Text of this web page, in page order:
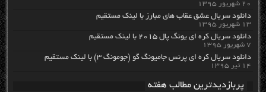
۲۰ شهریور ۱۳۹۵
دانلود سریال عشق عقاب های مبارز با لینک مستقیم
۱۳ شهریور ۱۳۹۵
دانلود سریال کره ای یونگ پال ۲۰۱۵ با لینک مستقیم
۷ شهریور ۱۳۹۵
دانلود سریال کره ای پرنس جامیونگ گو (جومونگ ۳) با لینک مستقیم
۱۴ تیر ۱۳۹۵
پربازدیدترین مطالب هفته